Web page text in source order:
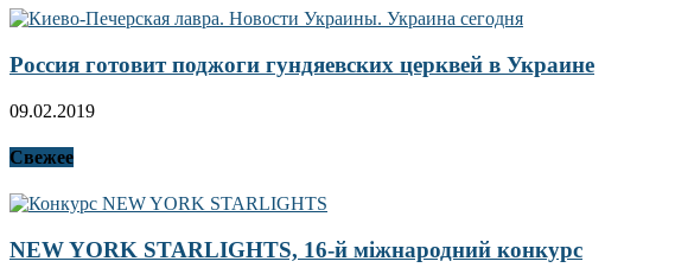
Россия готовит поджоги гундяевских церквей в Украине
09.02.2019
Свежее
NEW YORK STARLIGHTS, 16-й міжнародний конкурс